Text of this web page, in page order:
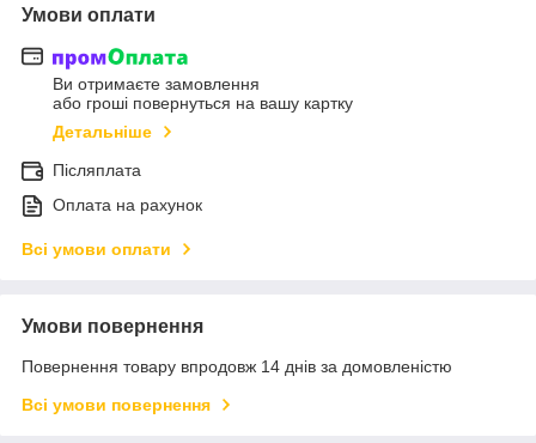
Умови оплати
Ви отримаєте замовлення
або гроші повернуться на вашу картку
Детальніше
Післяплата
Оплата на рахунок
Всі умови оплати
Умови повернення
Повернення товару впродовж 14 днів за домовленістю
Всі умови повернення